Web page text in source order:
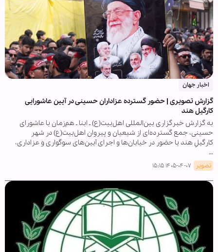
اخبار جهان
گزارش تصویری | حضور گسترده عزاداران حسینی در آیین عاشورایی
کارگیل هند
به گزارش خبرگزاری بین‌المللی اهل‌بیت(ع) ـ ابنا ـ هم‌زمان با عاشورای
حسینی، جمع گسترده‌ای از شیعیان و پیروان اهل‌بیت(ع) در شهر
کارگیلِ هند با حضور در خیابان‌ها و اجرای آیین‌های سوگواری و عزاداری،
…
تصویر ۱۴۰۵-۰۴-۰۷ ۱۵:۱۵